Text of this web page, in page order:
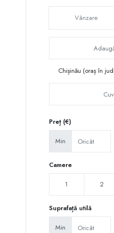
Vânzare
Chișinău (oraș în
Preț (€)
Min
Camere
1 2
Suprafață utilă
Min